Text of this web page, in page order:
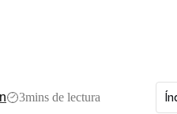
3mins de lectura